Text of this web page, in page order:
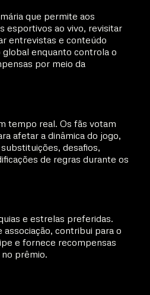
que permite aos
esportivos ao vivo, revisitar
entrevistas e conteúdo
enquanto controla o
por meio da
tempo real. Os fãs votam
afetar a dinâmica do jogo,
desafios,
de regras durante os
e estrelas preferidas.
contribui para o
e fornece recompensas
prêmio.